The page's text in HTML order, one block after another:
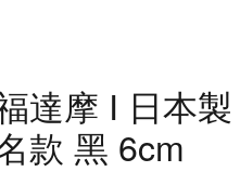
達摩 I 日本
款 黑 6cm